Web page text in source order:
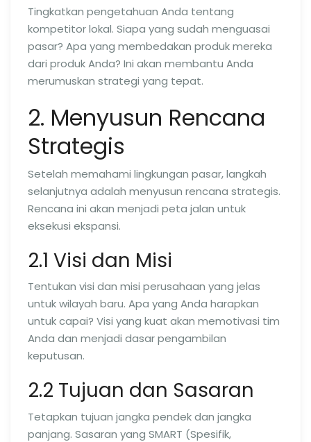
Tingkatkan pengetahuan Anda tentang
kompetitor lokal. Siapa yang sudah menguasai
pasar? Apa yang membedakan produk mereka
dari produk Anda? Ini akan membantu Anda
merumuskan strategi yang tepat.
2. Menyusun Rencana
Strategis
Setelah memahami lingkungan pasar, langkah
selanjutnya adalah menyusun rencana strategis.
Rencana ini akan menjadi peta jalan untuk
eksekusi ekspansi.
2.1 Visi dan Misi
Tentukan visi dan misi perusahaan yang jelas
untuk wilayah baru. Apa yang Anda harapkan
untuk capai? Visi yang kuat akan memotivasi tim
Anda dan menjadi dasar pengambilan
keputusan.
2.2 Tujuan dan Sasaran
Tetapkan tujuan jangka pendek dan jangka
panjang. Sasaran yang SMART (Spesifik,